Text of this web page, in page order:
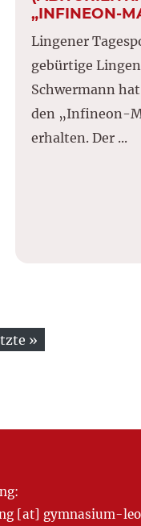
„INFINEON-
Lingener
gebürtige
Schwermann
den „Infineon-
erhalten. Der ...
»
[at] gymnasium-